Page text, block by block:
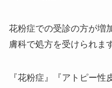
花粉症での受診の方が増
膚科で処方を受けられま
『花粉症』『アトピー